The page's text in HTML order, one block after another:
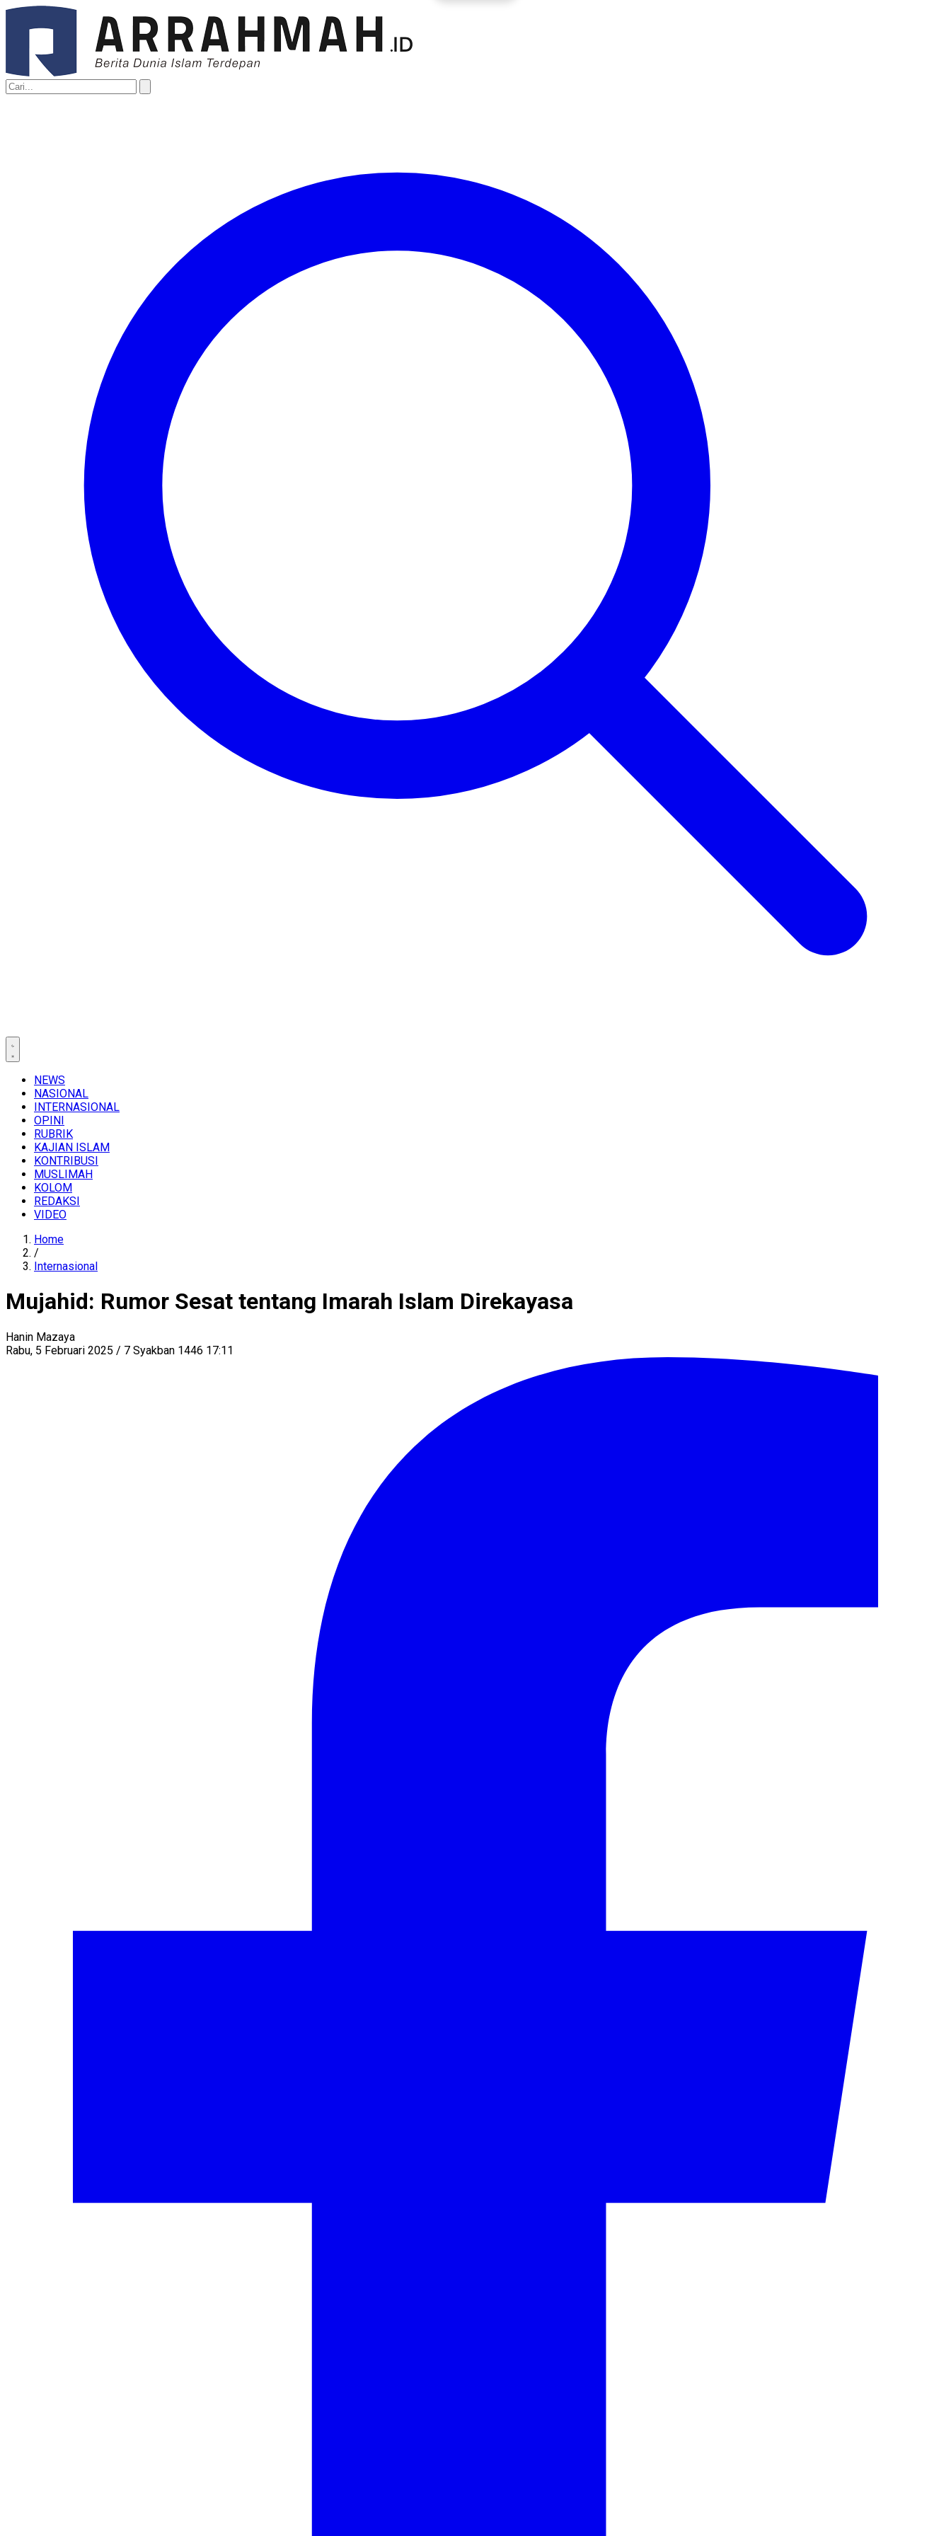
NEWS
NASIONAL
INTERNASIONAL
OPINI
RUBRIK
KAJIAN ISLAM
KONTRIBUSI
MUSLIMAH
KOLOM
REDAKSI
VIDEO
Home
/
Internasional
Mujahid: Rumor Sesat tentang Imarah Islam Direkayasa
Hanin Mazaya
Rabu, 5 Februari 2025 / 7 Syakban 1446 17:11